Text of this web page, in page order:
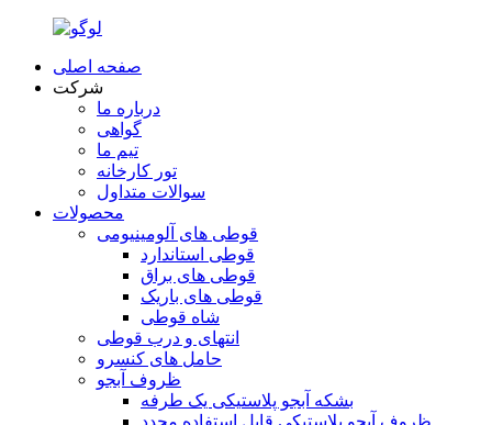
صفحه اصلی
شرکت
درباره ما
گواهی
تیم ما
تور کارخانه
سوالات متداول
محصولات
قوطی های آلومینیومی
قوطی استاندارد
قوطی های براق
قوطی های باریک
شاه قوطی
انتهای و درب قوطی
حامل های کنسرو
ظروف آبجو
بشکه آبجو پلاستیکی یک طرفه
ظروف آبجو پلاستیکی قابل استفاده مجدد